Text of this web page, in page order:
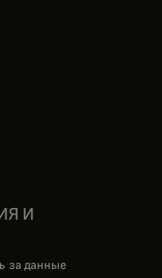
И
за данные